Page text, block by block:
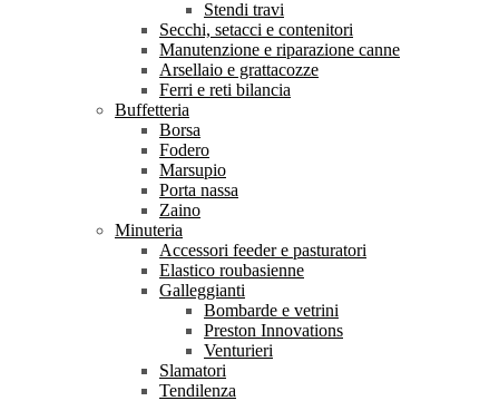
Stendi travi
Secchi, setacci e contenitori
Manutenzione e riparazione canne
Arsellaio e grattacozze
Ferri e reti bilancia
Buffetteria
Borsa
Fodero
Marsupio
Porta nassa
Zaino
Minuteria
Accessori feeder e pasturatori
Elastico roubasienne
Galleggianti
Bombarde e vetrini
Preston Innovations
Venturieri
Slamatori
Tendilenza